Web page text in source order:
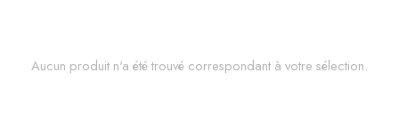
Aucun produit n'a été trouvé correspondant à votre sélection.